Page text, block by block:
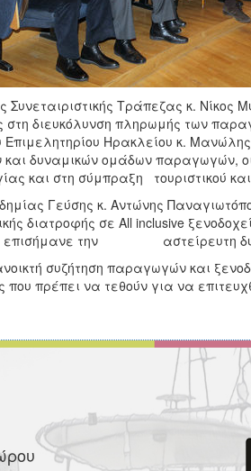
Συνεταιριστικής Τράπεζας κ.
διευκόλυνση πληρωμής των
Ηρακλείου κ.
και δυναμικών ομάδων παραγωγών,
και στη σύμπραξη τουριστικού
Γεύσης κ. Αντώνης
διατροφής σε All inclusive
επισήμανε την αστείρευτη
συζήτηση παραγωγών και
πρέπει να τεθούν για να